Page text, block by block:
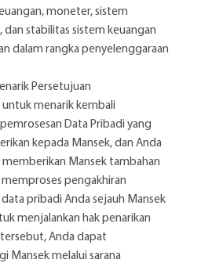
moneter, sistem
dan stabilitas sistem keuangan
dalam rangka penyelenggaraan
Persetujuan
menarik kembali
Data Pribadi yang
kepada Mansek, dan Anda
Mansek tambahan
pengakhiran
pribadi Anda sejauh Mansek
menjalankan hak penarikan
Anda dapat
Mansek melalui sarana